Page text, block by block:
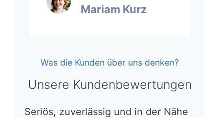
Mariam Kurz
Was die Kunden über uns denken?
Unsere Kundenbewertungen
Seriös, zuverlässig und in der Nähe